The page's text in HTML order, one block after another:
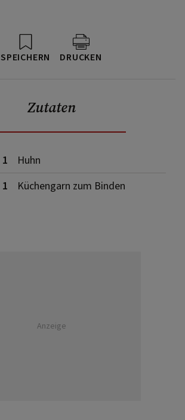
SPEICHERN DRUCKEN
Zutaten
1
Huhn
1
Küchengarn zum Binden
Anzeige